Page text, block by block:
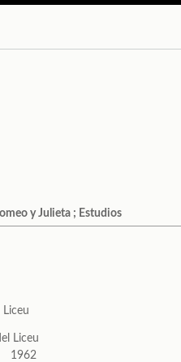
y Julieta ; Estudios
Liceu
Liceu
1962